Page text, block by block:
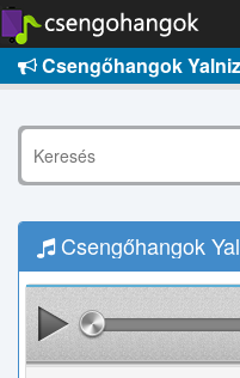
Csengőhangok
Csengőhangok